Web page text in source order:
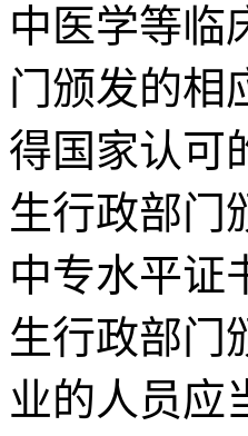
中医学等临
门颁发的相
得国家认可
生行政部门
中专水平证
生行政部门
业的人员应